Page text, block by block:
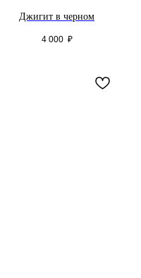
Джигит в черном
4 000 ₽